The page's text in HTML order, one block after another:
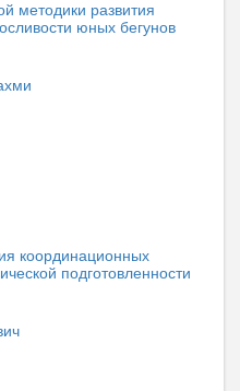
методики развития
юных бегунов
координационных
подготовленности